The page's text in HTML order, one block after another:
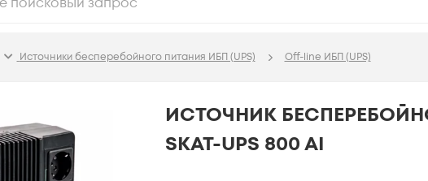
Условия
Возврат
Источники бесперебойного питания ИБП (UPS) Off-line ИБП (UPS)
ИСТОЧНИК
SKAT-UPS 800 AI